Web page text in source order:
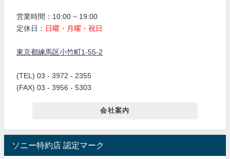
営業時間：10:00 ~ 19:00
定休日： 日曜・月曜・祝日
東京都練馬区小竹町1-55-2
(TEL) 03 - 3972 - 2355
(FAX) 03 - 3956 - 5303
会社案内
ソニー特約店 認定マーク